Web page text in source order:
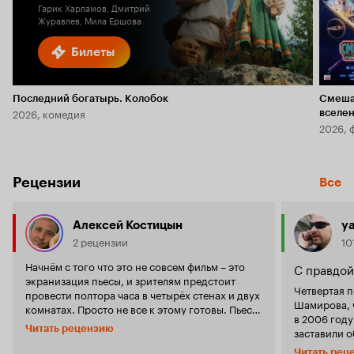
Билеты
Гарик Харламов, Дмитрий
Журавлев, Мила Ершова
Последний богатырь. Колобок
2026, комедия
2026,
Рецензии Все
Алексей Костицын
2 рецензии
Начнём с того что это не совсем фильм – это
экранизация пьесы, и зрителям предстоит
провести полтора часа в четырёх стенах и двух
комнатах. Просто не все к этому готовы. Пьеса
хорошая. Не гениальная, но хорошая,
добротная. А вот фильм получился откровенно
Читать рецензию
С
Четвертая
Шамирова,
в 2006
заставили
этот раз